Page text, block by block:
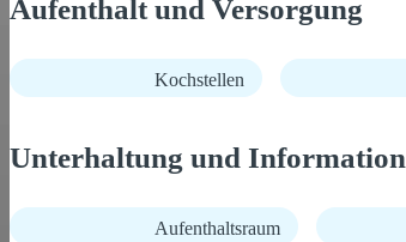
Aufenthalt und Versorgung
Kochstellen
Unterhaltung und Information
Aufenthaltsraum